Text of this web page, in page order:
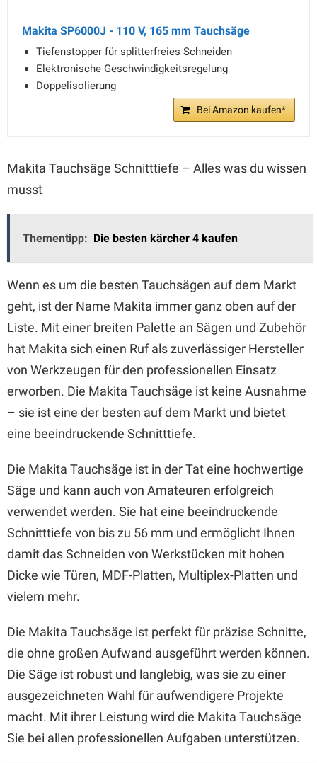
Makita SP6000J - 110 V, 165 mm Tauchsäge
Tiefenstopper für splitterfreies Schneiden
Elektronische Geschwindigkeitsregelung
Doppelisolierung
Bei Amazon kaufen*
Makita Tauchsäge Schnitttiefe – Alles was du wissen
musst
Thementipp: Die besten kärcher 4 kaufen
Wenn es um die besten Tauchsägen auf dem Markt
geht, ist der Name Makita immer ganz oben auf der
Liste. Mit einer breiten Palette an Sägen und Zubehör
hat Makita sich einen Ruf als zuverlässiger Hersteller
von Werkzeugen für den professionellen Einsatz
erworben. Die Makita Tauchsäge ist keine Ausnahme
– sie ist eine der besten auf dem Markt und bietet
eine beeindruckende Schnitttiefe.
Die Makita Tauchsäge ist in der Tat eine hochwertige
Säge und kann auch von Amateuren erfolgreich
verwendet werden. Sie hat eine beeindruckende
Schnitttiefe von bis zu 56 mm und ermöglicht Ihnen
damit das Schneiden von Werkstücken mit hohen
Dicke wie Türen, MDF-Platten, Multiplex-Platten und
vielem mehr.
Die Makita Tauchsäge ist perfekt für präzise Schnitte,
die ohne großen Aufwand ausgeführt werden können.
Die Säge ist robust und langlebig, was sie zu einer
ausgezeichneten Wahl für aufwendigere Projekte
macht. Mit ihrer Leistung wird die Makita Tauchsäge
Sie bei allen professionellen Aufgaben unterstützen.